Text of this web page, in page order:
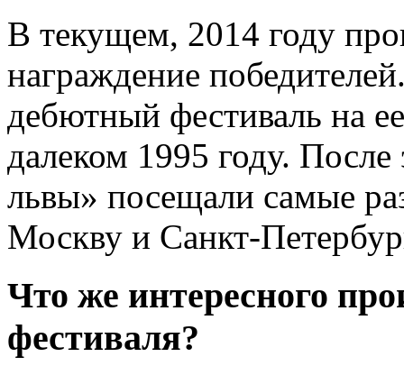
В текущем, 2014 году
награждение
дебютный фестиваль на
далеком 1995 году.
львы» посещали самые
Москву и Санкт-
Что же интересного
фестиваля?